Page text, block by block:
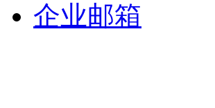
企业邮箱